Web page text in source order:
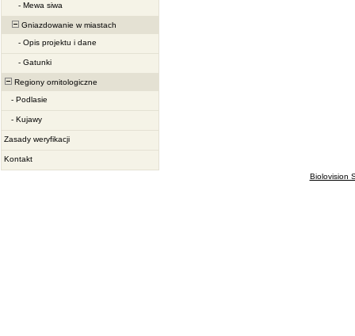
- Mewa siwa
Gniazdowanie w miastach
- Opis projektu i dane
- Gatunki
Regiony ornitologiczne
- Podlasie
- Kujawy
Zasady weryfikacji
Kontakt
Biolovision